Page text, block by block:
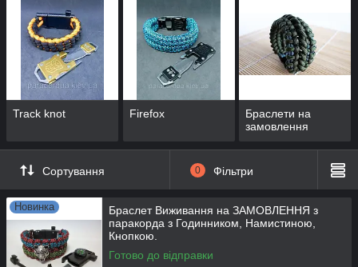
Track knot Firefox
Браслети на
замовлення
Сортування 0 Фільтри
Новинка
Браслет Виживання на ЗАМОВЛЕННЯ з
паракорда з Годинником, Намистиною,
Кнопкою.
Готово до відправки